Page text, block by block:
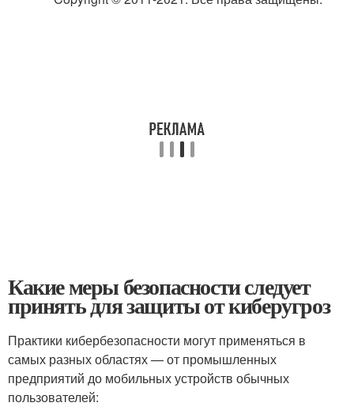
Какие меры безопасности следует
принять для защиты от киберугроз
Практики кибербезопасности могут применяться в
самых разных областях — от промышленных
предприятий до мобильных устройств обычных
пользователей: